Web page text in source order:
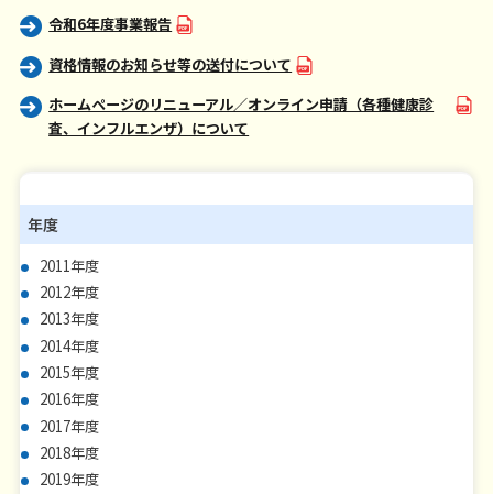
令和6年度事業報告
資格情報のお知らせ等の送付について
ホームページのリニューアル／オンライン申請（各種健康診
査、インフルエンザ）について
年度
2011年度
2012年度
2013年度
2014年度
2015年度
2016年度
2017年度
2018年度
2019年度